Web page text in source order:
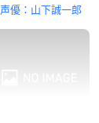
沢田ほのか
声優：山下誠一郎